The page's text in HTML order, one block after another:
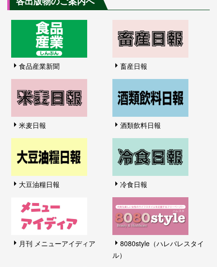
食品産業新聞 畜産日報
米麦日報 酒類飲料日報
大豆油糧日報 冷食日報
月刊 メニューアイディア
8080style（ハレバレスタイ
ル）